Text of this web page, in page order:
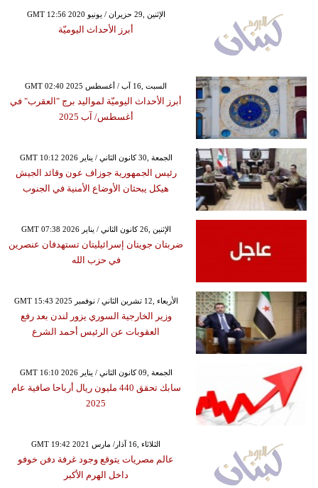
GMT 12:56 2020 الإثنين ,29 حزيران / يونيو
أبرز الأحداث اليوميّة
GMT 02:40 2025 السبت ,16 آب / أغسطس
أبرز الأحداث اليوميّة لمواليد برج "العقرب" في
أغسطس/ آب 2025
GMT 10:12 2026 الجمعة ,30 كانون الثاني / يناير
رئيس الجمهورية جوزاف عون وقائد الجيش
هيكل يبحثان الأوضاع الأمنية في الجنوب
GMT 07:38 2026 الإثنين ,26 كانون الثاني / يناير
ضربتان جويتان إسرائيليتان تستهدفان عنصرين
في حزب الله
GMT 15:43 2025 الأربعاء ,12 تشرين الثاني / نوفمبر
وزير الخارجية السوري يزور لندن بعد رفع
العقوبات عن الرئيس أحمد الشرع
GMT 16:10 2026 الجمعة ,09 كانون الثاني / يناير
سابك تحقق 440 مليون ريال أرباحا صافية عام
2025
GMT 19:42 2021 الثلاثاء ,16 آذار/ مارس
عالم مصريات يتوقع وجود غرفة دفن خوفو
داخل الهرم الأكبر